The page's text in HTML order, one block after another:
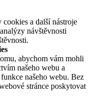
a další nástroje
návštěvnosti
abychom vám mohli
našeho webu a
našeho webu. Bez
stránce poskytovat